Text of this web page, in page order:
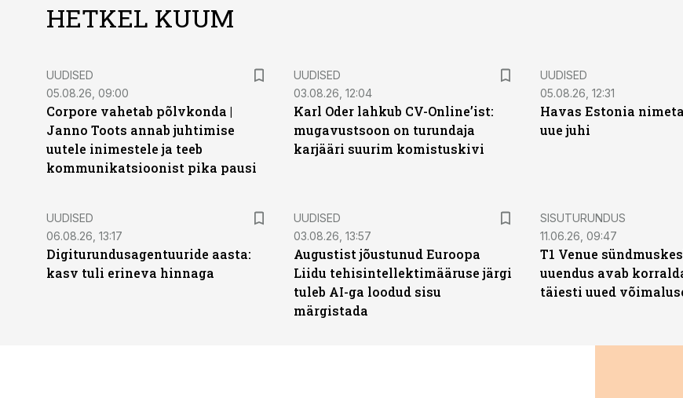
HETKEL KUUM
UUDISED
05.08.26, 09:00
Corpore vahetab põlvkonda |
Janno Toots annab juhtimise
uutele inimestele ja teeb
kommunikatsioonist pika pausi
UUDISED
03.08.26, 12:04
Karl Oder lahkub CV-Online’ist:
mugavustsoon on turundaja
karjääri suurim komistuskivi
UUDISED
05.08.26, 12:31
Havas Estonia
uue juhi
UUDISED
06.08.26, 13:17
Digiturundusagentuuride aasta:
kasv tuli erineva hinnaga
UUDISED
03.08.26, 13:57
Augustist jõustunud Euroopa
Liidu tehisintellektimääruse järgi
tuleb AI-ga loodud sisu
märgistada
ST
SISUTURUNDUS
11.06.26, 09:47
T1 Venue
uuendus avab
täiesti uued